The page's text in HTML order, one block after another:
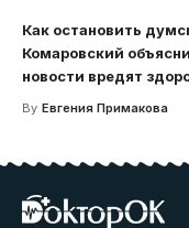
Как остановить
Комаровский
новости вредят
By Евгения Примакова